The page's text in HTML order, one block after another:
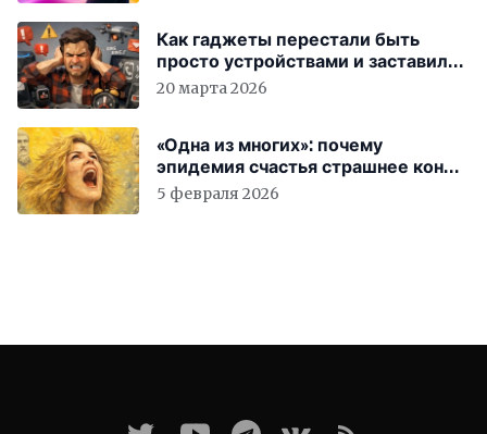
Как гаджеты перестали быть
просто устройствами и заставили
вас бесплатно работать
20 марта 2026
«Одна из многих»: почему
эпидемия счастья страшнее конца
света
5 февраля 2026